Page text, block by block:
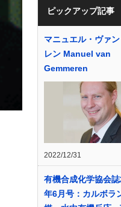
ピックアップ記事
マニュエル・ヴァ
レン Manuel van
Gemmeren
2022/12/31
有機合成化学協会
年6月号：カルボラ